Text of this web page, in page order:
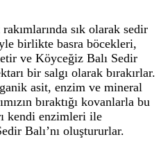
sık olarak sedir
birlikte basra böcekleri,
ve Köyceğiz Balı Sedir
bir salgı olarak bırakırlar.
asit, enzim ve mineral
bıraktığı kovanlarla bu
kendi enzimleri ile
Balı’nı oluştururlar.